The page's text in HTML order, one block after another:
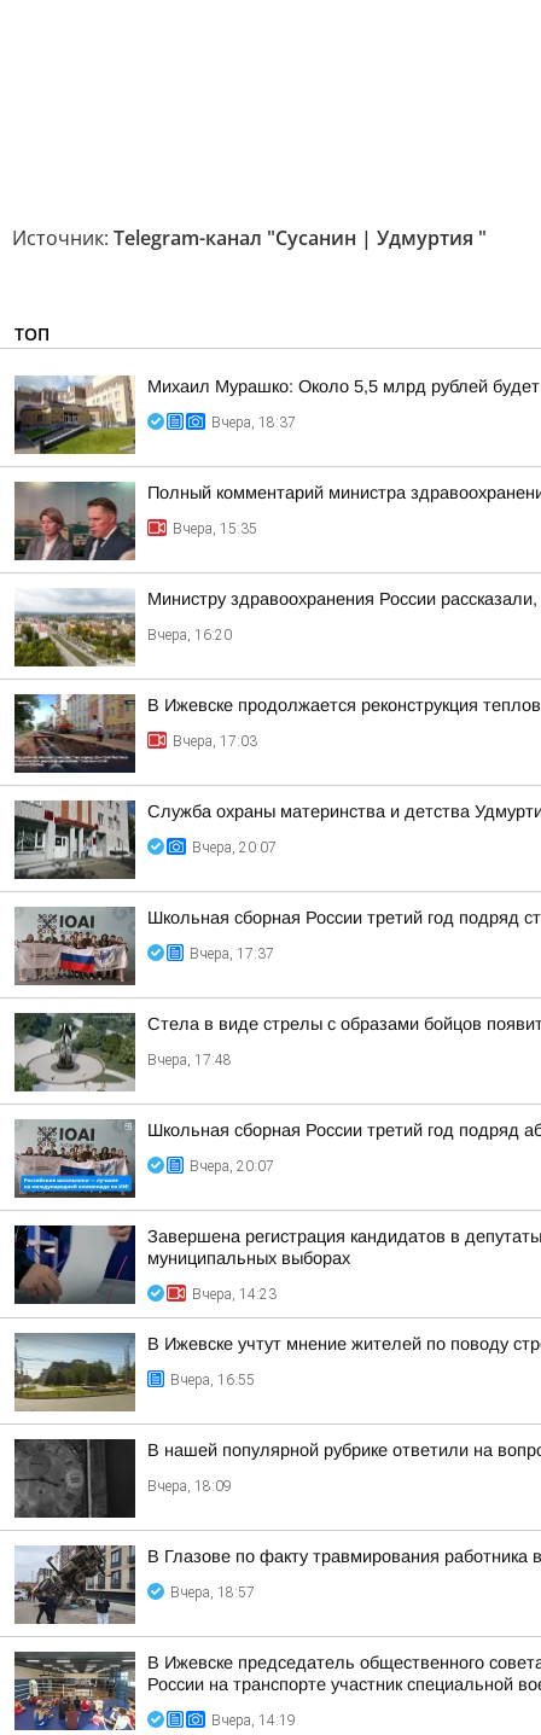
Источник: Telegram-канал "Сусанин | Удмуртия "
ТОП
Михаил Мурашко: Около 5,5 млрд рублей
Вчера, 18:37
Полный комментарий министра
Вчера, 15:35
Министру здравоохранения России
Вчера, 16:20
В Ижевске продолжается реконструкция
Вчера, 17:03
Служба охраны материнства и детства
Вчера, 20:07
Школьная сборная России третий год
Вчера, 17:37
Стела в виде стрелы с образами бойцов
Вчера, 17:48
Школьная сборная России третий год подряд
Вчера, 20:07
Завершена регистрация кандидатов в
муниципальных выборах
Вчера, 14:23
В Ижевске учтут мнение жителей по поводу
Вчера, 16:55
В нашей популярной рубрике ответили на
Вчера, 18:09
В Глазове по факту травмирования работника
Вчера, 18:57
В Ижевске председатель общественного
России на транспорте участник специальной
Вчера, 14:19